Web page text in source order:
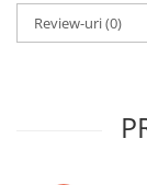
Review-uri(0)